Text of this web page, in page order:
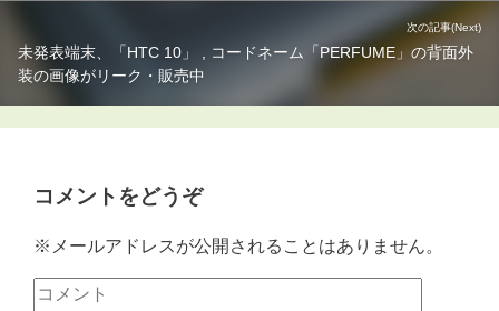
次の記事(Next)
未発表端末、「HTC 10」 , コードネーム「PERFUME」の背面外
装の画像がリーク・販売中
コメントをどうぞ
※メールアドレスが公開されることはありません。